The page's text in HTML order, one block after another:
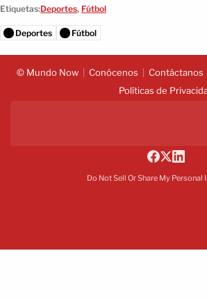
Etiquetas:Deportes, Fútbol
Deportes Fútbol
© Mundo Now Conócenos Contáctanos
Políticas de
Do Not Sell Or Share My